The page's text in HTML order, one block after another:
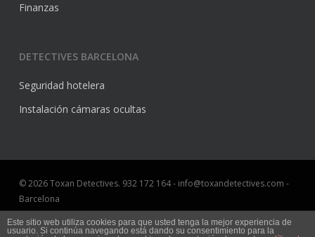
Finanzas
DETECTIVES BARCELONA
Seguridad hotelera
Instalación cámaras ocultas
© 2026 Toxan Detectives. 932 172 164 - info@toxandetectives.com -
Barcelona
Aviso Legal
Marketing online Barcelona
Este sitio web utiliza cookies para que usted tenga la mejor experiencia de
usuario. Si continúa navegando está dando su consentimiento para la